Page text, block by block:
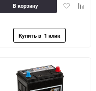
Добавить
В корзину